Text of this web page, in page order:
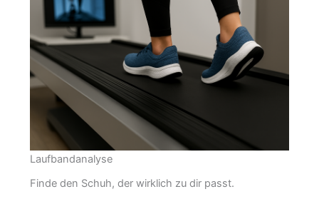
Laufbandanalyse
Finde den Schuh, der wirklich zu dir passt.